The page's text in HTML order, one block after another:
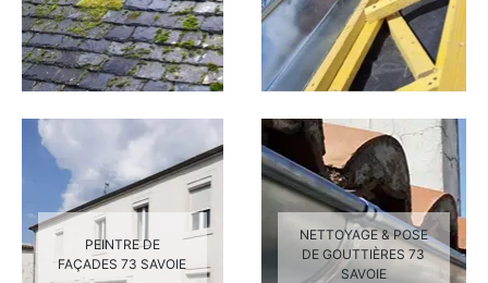
PEINTRE DE
FAÇADES 73 SAVOIE
NETTOYAGE & POSE
DE GOUTTIÈRES 73
SAVOIE